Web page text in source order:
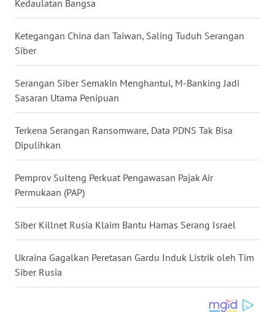
Kedaulatan Bangsa
Ketegangan China dan Taiwan, Saling Tuduh Serangan
Siber
Serangan Siber Semakin Menghantui, M-Banking Jadi
Sasaran Utama Penipuan
Terkena Serangan Ransomware, Data PDNS Tak Bisa
Dipulihkan
Pemprov Sulteng Perkuat Pengawasan Pajak Air
Permukaan (PAP)
Siber Killnet Rusia Klaim Bantu Hamas Serang Israel
Ukraina Gagalkan Peretasan Gardu Induk Listrik oleh Tim
Siber Rusia
WN
BABEL
WN
WN
JATENG
WN